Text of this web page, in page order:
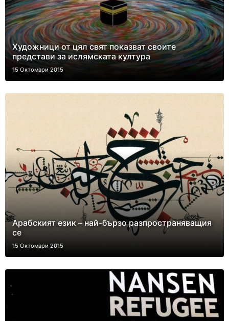
Художници от цял свят показват своите
представи за ислямската култура
15 Октомври 2015
Арабският език – най-бързо разпространяващия
се
15 Октомври 2015